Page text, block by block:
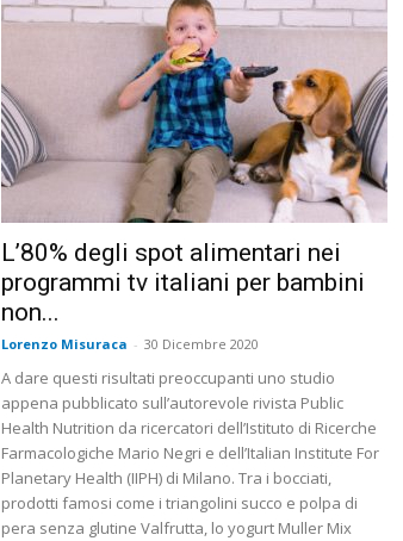
L’80% degli spot alimentari nei
programmi tv italiani per bambini
non...
Lorenzo Misuraca - 30 Dicembre 2020
A dare questi risultati preoccupanti uno studio
appena pubblicato sull’autorevole rivista Public
Health Nutrition da ricercatori dell’Istituto di Ricerche
Farmacologiche Mario Negri e dell’Italian Institute For
Planetary Health (IIPH) di Milano. Tra i bocciati,
prodotti famosi come i triangolini succo e polpa di
pera senza glutine Valfrutta, lo yogurt Muller Mix